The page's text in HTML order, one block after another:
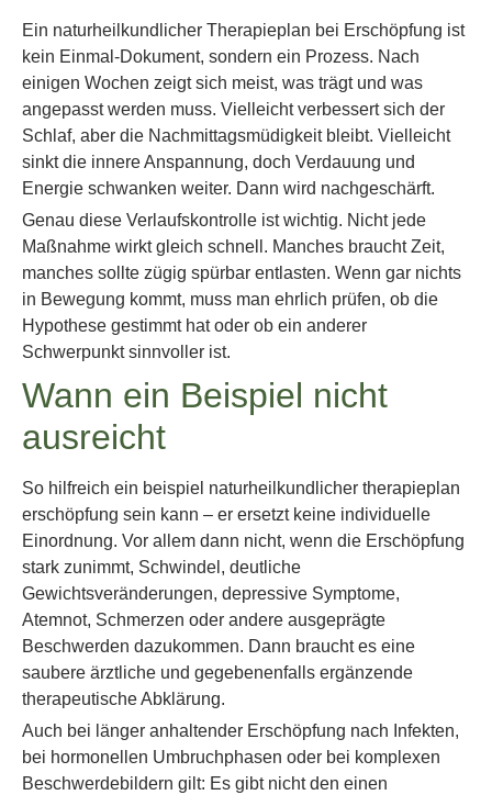
Ein naturheilkundlicher Therapieplan bei Erschöpfung ist
kein Einmal-Dokument, sondern ein Prozess. Nach
einigen Wochen zeigt sich meist, was trägt und was
angepasst werden muss. Vielleicht verbessert sich der
Schlaf, aber die Nachmittagsmüdigkeit bleibt. Vielleicht
sinkt die innere Anspannung, doch Verdauung und
Energie schwanken weiter. Dann wird nachgeschärft.
Genau diese Verlaufskontrolle ist wichtig. Nicht jede
Maßnahme wirkt gleich schnell. Manches braucht Zeit,
manches sollte zügig spürbar entlasten. Wenn gar nichts
in Bewegung kommt, muss man ehrlich prüfen, ob die
Hypothese gestimmt hat oder ob ein anderer
Schwerpunkt sinnvoller ist.
Wann ein Beispiel nicht
ausreicht
So hilfreich ein beispiel naturheilkundlicher therapieplan
erschöpfung sein kann – er ersetzt keine individuelle
Einordnung. Vor allem dann nicht, wenn die Erschöpfung
stark zunimmt, Schwindel, deutliche
Gewichtsveränderungen, depressive Symptome,
Atemnot, Schmerzen oder andere ausgeprägte
Beschwerden dazukommen. Dann braucht es eine
saubere ärztliche und gegebenenfalls ergänzende
therapeutische Abklärung.
Auch bei länger anhaltender Erschöpfung nach Infekten,
bei hormonellen Umbruchphasen oder bei komplexen
Beschwerdebildern gilt: Es gibt nicht den einen